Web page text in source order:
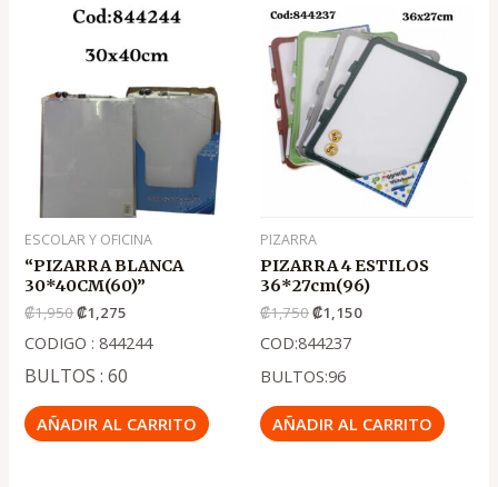
ESCOLAR Y OFICINA
“PIZARRA BLANCA
30*40CM(60)”
₡1,950
El
original
.
₡1,950
₡1,275
El
actual
.
₡1,275
CODIGO : 844244
BULTOS : 60
AÑADIR AL CARRITO
PIZARRA
PIZARRA 4 ESTILOS
36*27cm(96)
₡1,750
El
precio
original
era:
₡1,750
₡1,150
precio
actual
es:
COD:844237
BULTOS:96
AÑADIR AL CARRITO